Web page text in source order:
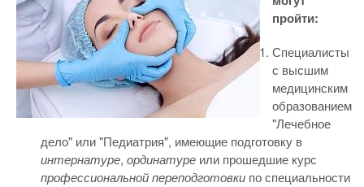
пройти:
Специалисты
с высшим
медицинским
образованием
"Лечебное
дело" или "Педиатрия", имеющие подготовку в
интернатуре, ординатуре или прошедшие курс
профессиональной переподготовки по специальности